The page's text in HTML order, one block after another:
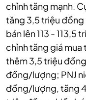
chỉnh tăng mạnh.
tăng 3,5 triệu đồng
bán lên 113 -
chỉnh tăng giá mua
thêm 3,5 triệu đồng
đồng/lượng; PNJ
đồng/lượng, tăng